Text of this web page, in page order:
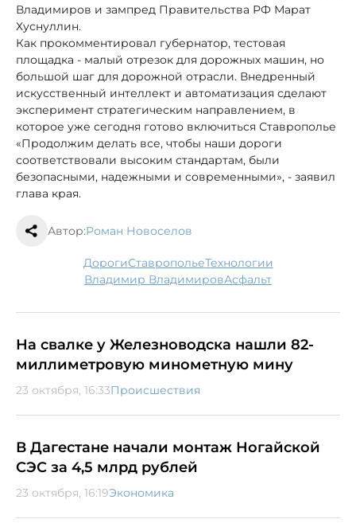
Владимиров и зампред Правительства РФ Марат
Хуснуллин.
Как прокомментировал губернатор, тестовая
площадка - малый отрезок для дорожных машин, но
большой шаг для дорожной отрасли. Внедренный
искусственный интеллект и автоматизация сделают
эксперимент стратегическим направлением, в
которое уже сегодня готово включиться Ставрополье
«Продолжим делать все, чтобы наши дороги
соответствовали высоким стандартам, были
безопасными, надежными и современными», - заявил
глава края.
Автор:Роман Новоселов
дороги Ставрополье технологии
Владимир Владимиров
асфальт
На свалке у Железноводска нашли 82-
миллиметровую минометную мину
23 октября, 16:33Происшествия
В Дагестане начали монтаж Ногайской
СЭС за 4,5 млрд рублей
23 октября, 16:19Экономика